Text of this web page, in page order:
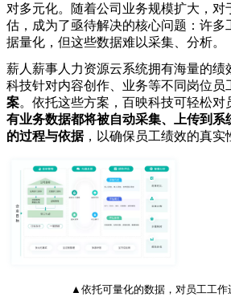
对多元化。随着公司业务规模扩大，对
估，成为了亟待解决的核心问题：许多
据量化，但这些数据难以采集、分析。
薪人薪事人力资源云系统拥有海量的绩
科技针对内容创作、业务等不同岗位员
案。依托这些方案，百映科技可轻松对
有业务数据都将被自动采集、上传到系
的过程与依据，以确保员工绩效的真实
▲依托可量化的数据，对员工工作